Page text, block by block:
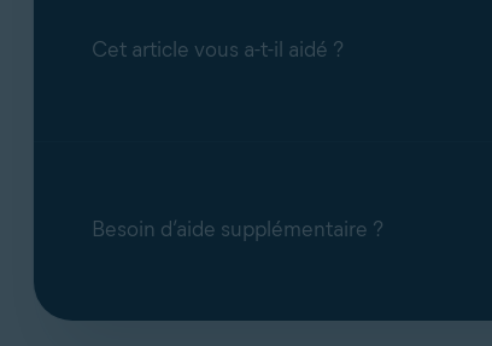
Cet article vous a-t-il aidé ?
Besoin d’aide supplémentaire ?